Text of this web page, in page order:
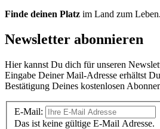
Finde deinen Platz im Land zum Leben.
Newsletter abonnieren
Hier kannst Du dich für unseren
Eingabe Deiner Mail-Adresse erhältst
Bestätigung Deines kostenlosen
E-Mail:
Das ist keine gültige E-Mail Adresse.